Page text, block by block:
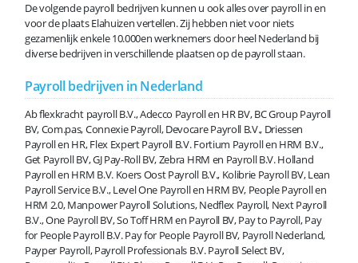
De volgende payroll bedrijven kunnen u ook alles over payroll in en
voor de plaats Elahuizen vertellen. Zij hebben niet voor niets
gezamenlijk enkele 10.000en werknemers door heel Nederland bij
diverse bedrijven in verschillende plaatsen op de payroll staan.
Payroll bedrijven in Nederland
Ab flexkracht payroll B.V., Adecco Payroll en HR BV, BC Group Payroll
BV, Com.pas, Connexie Payroll, Devocare Payroll B.V., Driessen
Payroll en HR, Flex Expert Payroll B.V. Fortium Payroll en HRM B.V.,
Get Payroll BV, GJ Pay-Roll BV, Zebra HRM en Payroll B.V. Holland
Payroll en HRM B.V. Koers Oost Payroll B.V., Kolibrie Payroll BV, Lean
Payroll Service B.V., Level One Payroll en HRM BV, People Payroll en
HRM 2.0, Manpower Payroll Solutions, Nedflex Payroll, Next Payroll
B.V., One Payroll BV, So Toff HRM en Payroll BV, Pay to Payroll, Pay
for People Payroll B.V. Pay for People Payroll BV, Payroll Nederland,
Payper Payroll, Payroll Professionals B.V. Payroll Select BV,